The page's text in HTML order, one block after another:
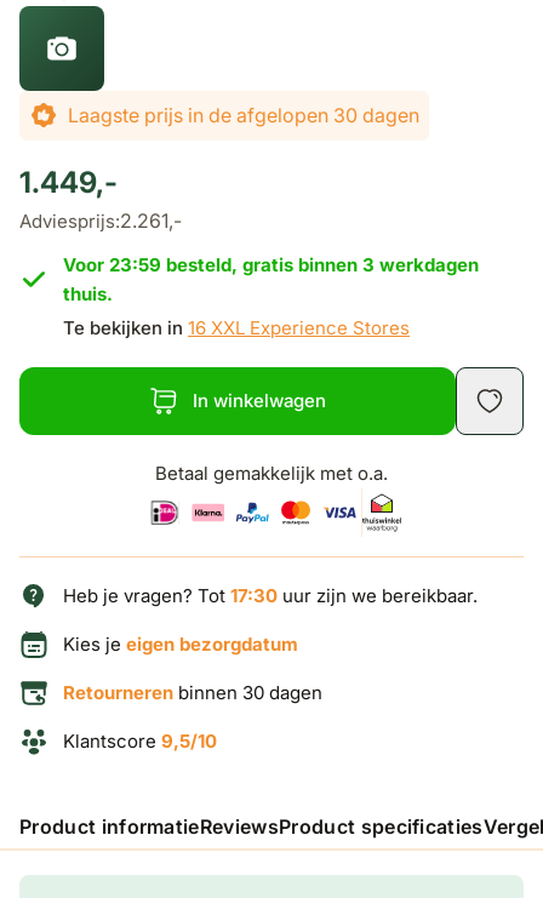
De prijs is afhankelijk van de gekozen opties
Laagste prijs in de afgelopen 30 dagen
1.449,-
Adviesprijs:2.261,-
Voor 23:59 besteld, gratis binnen 3 werkdagen
thuis.
Te bekijken in 16 XXL Experience Stores
In winkelwagen
Betaal gemakkelijk met o.a.
Heb je vragen? Tot 17:30 uur zijn we bereikbaar.
Kies je eigen bezorgdatum
Retourneren binnen 30 dagen
Klantscore 9,5/10
Product informatieReviewsProduct specificaties